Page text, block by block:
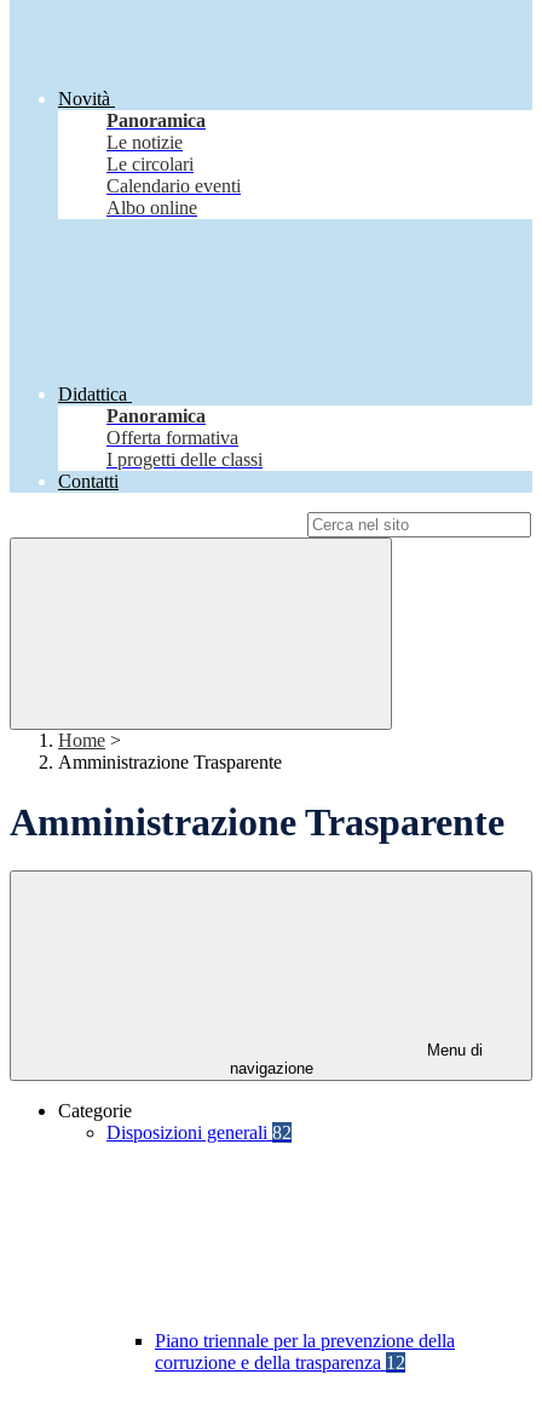
Novità
Panoramica
Le notizie
Le circolari
Calendario eventi
Albo online
Didattica
Panoramica
Offerta formativa
I progetti delle classi
Contatti
Home >
Amministrazione Trasparente
Amministrazione Trasparente
Menu di
navigazione
Categorie
Disposizioni generali 82
Piano triennale per la prevenzione della
corruzione e della trasparenza 12